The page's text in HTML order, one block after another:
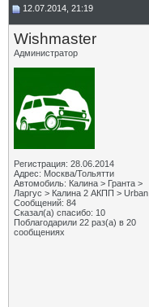
12.07.2014, 21:19
Wishmaster
Администратор
Регистрация: 28.06.2014
Адрес: Москва/Тольятти
Автомобиль: Калина > Гранта >
Ларгус > Калина 2 АКПП > Urban
Сообщений: 84
Сказал(а) спасибо: 10
Поблагодарили 22 раз(а) в 20
сообщениях